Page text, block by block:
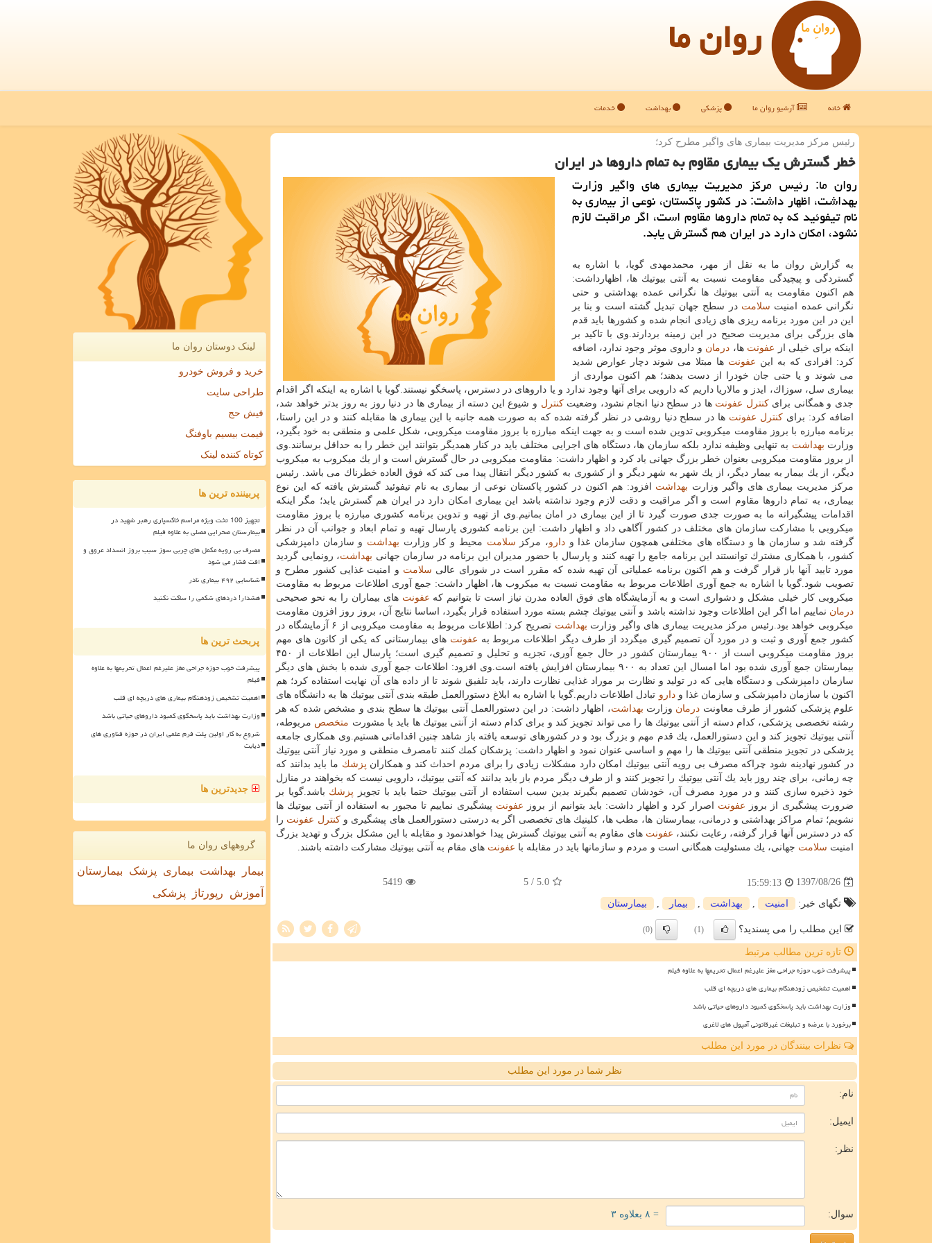
روان ما
خانه آرشیو روان ما پزشکی بهداشت خدمات
رئیس مركز مدیریت بیماری های واگیر مطرح كرد؛
خطر گسترش یك بیماری مقاوم به تمام داروها در ایران
روان ما: رئیس مركز مدیریت بیماری های واگیر وزارت
بهداشت، اظهار داشت: در كشور پاكستان، نوعی از بیماری به
نام تیفوئید كه به تمام داروها مقاوم است، اگر مراقبت لازم
نشود، امكان دارد در ایران هم گسترش یابد.
به گزارش روان ما به نقل از مهر، محمدمهدی گویا، با اشاره به
گستردگی و پیچیدگی مقاومت نسبت به آنتی بیوتیك ها، اظهارداشت:
هم اكنون مقاومت به آنتی بیوتیك ها نگرانی عمده بهداشتی و حتی
نگرانی عمده امنیت سلامت در سطح جهان تبدیل گشته است و بنا بر
این در این مورد برنامه ریزی های زیادی انجام شده و كشورها باید قدم
های بزرگی برای مدیریت صحیح در این زمینه بردارند.وی با تاكید بر
اینكه برای خیلی از عفونت ها، درمان و داروی موثر وجود ندارد، اضافه
كرد: افرادی كه به این عفونت ها مبتلا می شوند دچار عوارض شدید
می شوند و یا حتی جان خودرا از دست بدهند؛ هم اكنون مواردی از
بیماری سل، سوزاك، ایدز و مالاریا داریم كه دارویی برای آنها وجود ندارد و یا داروهای در دسترس، پاسخگو نیستند.گویا با اشاره به اینكه اگر اقدام
جدی و همگانی برایكنترل عفونت ها در سطح دنیا انجام نشود، وضعیتكنترل و شیوع این دسته از بیماری ها در دنیا روز به روز بدتر خواهد شد،
اضافه كرد: برای كنترل عفونت ها در سطح دنیا روشی در نظر گرفته شده كه به صورت همه جانبه با این بیماری ها مقابله كنند و در این راستا،
برنامه مبارزه با بروز مقاومت میكروبی تدوین شده است و به جهت اینكه مبارزه با بروز مقاومت میكروبی، شكل علمی و منطقی به خود بگیرد،
وزارت بهداشت به تنهایی وظیفه ندارد بلكه سازمان ها، دستگاه های اجرایی مختلف باید در كنار همدیگر بتوانند این خطر را به حداقل برسانند.وی
از بروز مقاومت میكروبی بعنوان خطر بزرگ جهانی یاد كرد و اظهار داشت: مقاومت میكروبی در حال گسترش است و از یك میكروب به میكروب
دیگر، از یك بیمار به بیمار دیگر، از یك شهر به شهر دیگر و از كشوری به كشور دیگر انتقال پیدا می كند كه فوق العاده خطرناك می باشد. رئیس
مركز مدیریت بیماری های واگیر وزارت بهداشت افزود: هم اكنون در كشور پاكستان نوعی از بیماری به نام تیفوئید گسترش یافته كه این نوع
بیماری، به تمام داروها مقاوم است و اگر مراقبت و دقت لازم وجود نداشته باشد این بیماری امكان دارد در ایران هم گسترش یابد؛ مگر اینكه
اقدامات پیشگیرانه ما به صورت جدی صورت گیرد تا از این بیماری در امان بمانیم.وی از تهیه و تدوین برنامه كشوری مبارزه با بروز مقاومت
میكروبی با مشاركت سازمان های مختلف در كشور آگاهی داد و اظهار داشت: این برنامه كشوری پارسال تهیه و تمام ابعاد و جوانب آن در نظر
گرفته شد و سازمان ها و دستگاه های مختلفی همچون سازمان غذا ودارو، مركز سلامت محیط و كار وزارت بهداشت و سازمان دامپزشكی
كشور، با همكاری مشترك توانستند این برنامه جامع را تهیه كنند و پارسال با حضور مدیران این برنامه در سازمان جهانی بهداشت، رونمایی گردید
مورد تایید آنها باز قرار گرفت و هم اكنون برنامه عملیاتی آن تهیه شده كه مقرر است در شورای عالی سلامت و امنیت غذایی كشور مطرح و
تصویب شود.گویا با اشاره به جمع آوری اطلاعات مربوط به مقاومت نسبت به میكروب ها، اظهار داشت: جمع آوری اطلاعات مربوط به مقاومت
میكروبی كار خیلی مشكل و دشواری است و به آزمایشگاه های فوق العاده مدرن نیاز است تا بتوانیم كه عفونت های بیماران را به نحو صحیحی
درمان نماییم اما اگر این اطلاعات وجود نداشته باشد و آنتی بیوتیك چشم بسته مورد استفاده قرار بگیرد، اساسا نتایج آن، بروز روز افزون مقاومت
میكروبی خواهد بود.رئیس مركز مدیریت بیماری های واگیر وزارت بهداشت
تصریح كرد: اطلاعات مربوط به مقاومت میكروبی از ۶ آزمایشگاه در
كشور جمع آوری و ثبت و در مورد آن تصمیم گیری میگردد از طرف دیگر اطلاعات مربوط به عفونت های بیمارستانی كه یكی از كانون های مهم
بروز مقاومت میكروبی است از ۹۰۰ بیمارستان كشور در حال جمع آوری، تجزیه و تحلیل و تصمیم گیری است؛ پارسال این اطلاعات از ۴۵۰
بیمارستان جمع آوری شده بود اما امسال این تعداد به ۹۰۰ بیمارستان افزایش یافته است.وی افزود: اطلاعات جمع آوری شده با بخش های دیگر
سازمان دامپزشكی و دستگاه هایی كه در تولید و نظارت بر موراد غذایی نظارت دارند، باید تلفیق شوند تا از داده های آن نهایت استفاده كرد؛ هم
اكنون با سازمان دامپزشكی و سازمان غذا ودارو تبادل اطلاعات داریم.گویا با اشاره به ابلاغ دستورالعمل طبقه بندی آنتی بیوتیك ها به دانشگاه های
علوم پزشكی كشور از طرف معاونت درمان وزارت بهداشت، اظهار داشت: در این دستورالعمل آنتی بیوتیك ها سطح بندی و مشخص شده كه هر
رشته تخصصی پزشكی، كدام دسته از آنتی بیوتیك ها را می تواند تجویز كند و برای كدام دسته از آنتی بیوتیك ها باید با مشورت متخصص مربوطه،
آنتی بیوتیك تجویز كند و این دستورالعمل، یك قدم مهم و بزرگ بود و در كشورهای توسعه یافته باز شاهد چنین اقداماتی هستیم.وی همكاری جامعه
پزشكی در تجویز منطقی آنتی بیوتیك ها را مهم و اساسی عنوان نمود و اظهار داشت: پزشكان كمك كنند تامصرف منطقی و مورد نیاز آنتی بیوتیك
در كشور نهادینه شود چراكه مصرف بی رویه آنتی بیوتیك امكان دارد مشكلات زیادی را برای مردم احداث كند و همكاران پزشك ما باید بدانند كه
چه زمانی، برای چند روز باید یك آنتی بیوتیك را تجویز كنند و از طرف دیگر مردم باز باید بدانند كه آنتی بیوتیك، دارویی نیست كه بخواهند در منازل
خود ذخیره سازی كنند و در مورد مصرف آن، خودشان تصمیم بگیرند بدین سبب استفاده از آنتی بیوتیك حتما باید با تجویز پزشك باشد.گویا بر
ضرورت پیشگیری از بروز عفونت اصرار كرد و اظهار داشت: باید بتوانیم از بروز عفونت پیشگیری نماییم تا مجبور به استفاده از آنتی بیوتیك ها
نشویم؛ تمام مراكز بهداشتی و درمانی، بیمارستان ها، مطب ها، كلینیك های تخصصی اگر به درستی دستورالعمل های پیشگیری وكنترل عفونت را
كه در دسترس آنها قرار گرفته، رعایت نكنند، عفونت های مقاوم به آنتی بیوتیك گسترش پیدا خواهدنمود و مقابله با این مشكل بزرگ و تهدید بزرگ
امنیت سلامت جهانی، یك مسئولیت همگانی است و مردم و سازمانها باید در مقابله با عفونت های مقام به آنتی بیوتیك مشاركت داشته باشند.
1397/08/26
15:59:13
5.0
/ 5
5419
تگهای خبر: امنیت بهداشت بیمار بیمارستان
این مطلب را می پسندید؟ (1)
(0)
تازه ترین مطالب مرتبط
پیشرفت خوب حوزه جراحی مغز علیرغم اعمال تحریمها به علاوه فیلم
اهمیت تشخیص زودهنگام بیماری های دریچه ای قلب
وزارت بهداشت باید پاسخگوی کمبود داروهای حیاتی باشد
برخورد با عرضه و تبلیغات غیرقانونی آمپول های لاغری
نظرات بینندگان در مورد این مطلب
نظر شما در مورد این مطلب
نام:
ایمیل:
نظر:
سوال: = ۸ بعلاوه ۳
لینک دوستان روان ما
خرید و فروش خودرو
طراحی سایت
فیش حج
قیمت بیسیم باوفنگ
کوتاه کننده لینک
پربیننده ترین ها
تجهیز 100 تخت ویژه مراسم خاکسپاری رهبر شهید در
بیمارستان صحرایی مصلی به علاوه فیلم
مصرف بی رویه مکمل های چربی سوز سبب بروز انسداد عروق و
افت فشار می شود
شناسایی ۴۹۲ بیماری نادر
هشدار! دردهای شکمی را ساکت نکنید
پربحث ترین ها
پیشرفت خوب حوزه جراحی مغز علیرغم اعمال تحریمها به علاوه
فیلم
اهمیت تشخیص زودهنگام بیماری های دریچه ای قلب
وزارت بهداشت باید پاسخگوی کمبود داروهای حیاتی باشد
شروع به کار اولین پلت فرم علمی ایران در حوزه فناوری های
دیابت
جدیدترین ها
گروههای روان ما
بیمار بهداشت بیماری پزشک
بیمارستان
آموزش
رپورتاژ پزشکی